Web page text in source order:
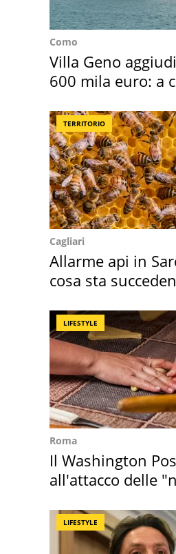
Como
Villa Geno
600 mila euro: a
TERRITORIO
Cagliari
Allarme api in
cosa sta
LIFESTYLE
Roma
Il Washington
all'attacco delle
LIFESTYLE